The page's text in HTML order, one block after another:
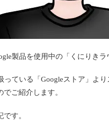
製品を使用中の「くにりきラ
っている「Googleストア」よ
ご紹介します。
です。